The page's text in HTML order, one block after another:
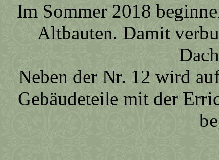
Im Sommer 2018
Altbauten. Damit
Neben der Nr. 12 wird
Gebäudeteile mit der